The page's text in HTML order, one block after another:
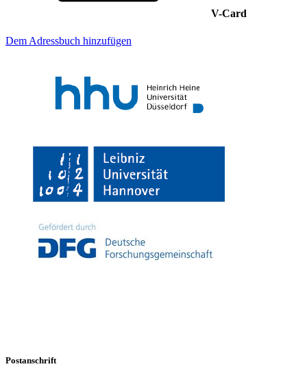
V-Card
Dem Adressbuch hinzufügen
Postanschrift